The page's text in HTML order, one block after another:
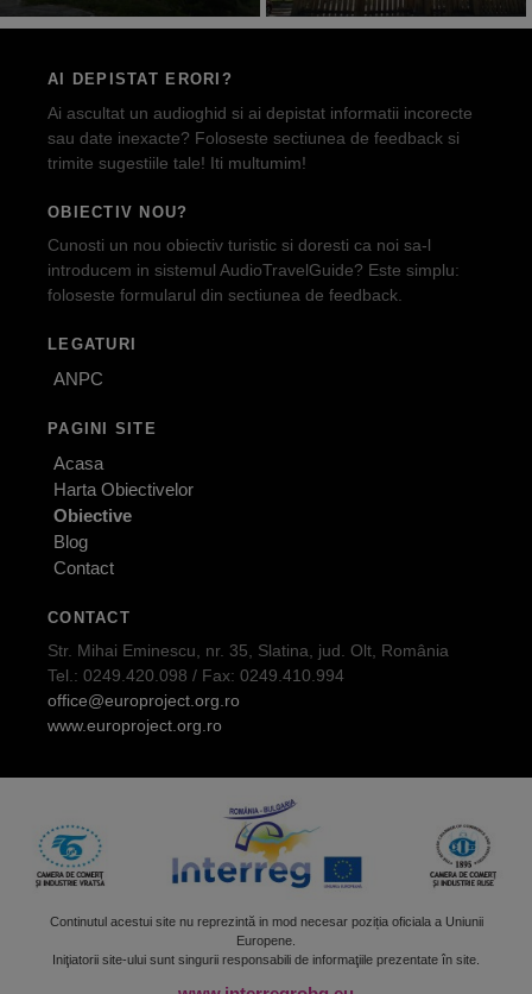
AI DEPISTAT ERORI?
Ai ascultat un audioghid si ai depistat informatii incorecte
sau date inexacte? Foloseste sectiunea de feedback si
trimite sugestiile tale! Iti multumim!
OBIECTIV NOU?
Cunosti un nou obiectiv turistic si doresti ca noi sa-l
introducem in sistemul AudioTravelGuide? Este simplu:
foloseste formularul din sectiunea de feedback.
LEGATURI
ANPC
PAGINI SITE
Acasa
Harta Obiectivelor
Obiective
Blog
Contact
CONTACT
Str. Mihai Eminescu, nr. 35, Slatina, jud. Olt, România
Tel.: 0249.420.098 / Fax: 0249.410.994
office@europroject.org.ro
www.europroject.org.ro
Continutul acestui site nu reprezintă in mod necesar poziția oficiala a Uniunii
Europene.
Iniţiatorii site-ului sunt singurii responsabili de informaţiile prezentate în site.